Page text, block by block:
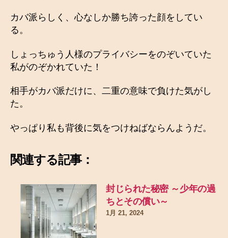
カバ派らしく、心なしか勝ち誇った顔をしてい
る。
しょっちゅう人様のプライバシーをのぞいていた
私がのぞかれていた！
相手がカバ派だけに、二重の意味で負けた気がし
た。
やっぱり私も背後に気をつけねばならんようだ。
関連する記事：
封じられた秘密 ～少年の過
ちとその償い～
1月 21, 2024